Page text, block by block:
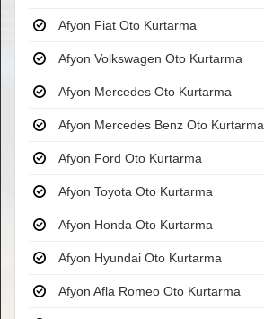
Afyon Fiat Oto Kurtarma
Afyon Volkswagen Oto Kurtarma
Afyon Mercedes Oto Kurtarma
Afyon Mercedes Benz Oto Kurtarma
Afyon Ford Oto Kurtarma
Afyon Toyota Oto Kurtarma
Afyon Honda Oto Kurtarma
Afyon Hyundai Oto Kurtarma
Afyon Afla Romeo Oto Kurtarma